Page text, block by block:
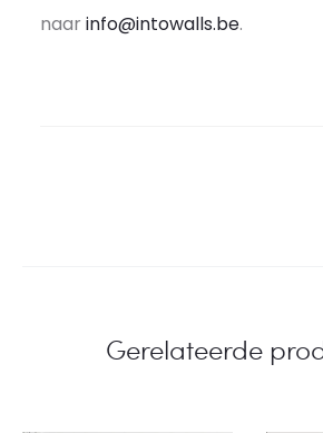
naar info@intowalls.be.
Gerelateerde